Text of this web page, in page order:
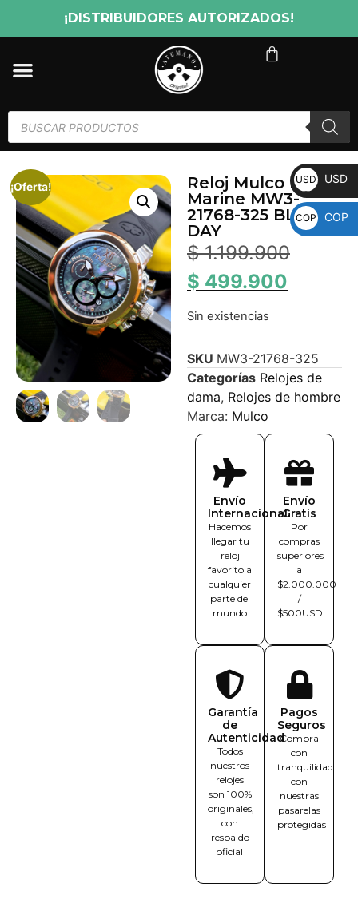
¡DISTRIBUIDORES AUTORIZADOS!
¡Oferta!
Reloj Mulco Blue
Marine MW3-
21768-325 BLACK
DAY
$1.199.900
$ 499.900
Sin existencias
SKU MW3-21768-325
Categorías Relojes de
dama, Relojes de hombre
Marca: Mulco
Envío
Internacional
Hacemos
llegar tu
reloj
favorito a
cualquier
parte del
mundo
Envío
Gratis
Por
compras
superiores
a
$2.000.000
/
$500USD
Garantía
de
Autenticidad
Todos
nuestros
relojes
son 100%
originales,
con
respaldo
oficial
Pagos
Seguros
Compra
con
tranquilidad
con
nuestras
pasarelas
protegidas
USD USD
COP COP